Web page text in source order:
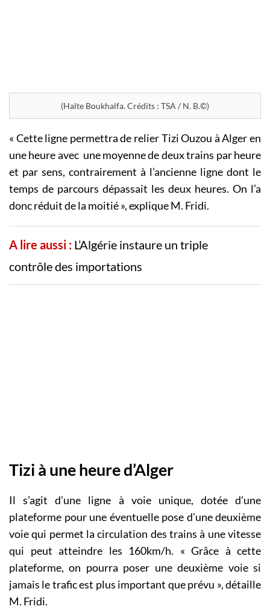
(Halte Boukhalfa. Crédits : TSA / N. B.©)
« Cette ligne permettra de relier Tizi Ouzou à Alger en
une heure avec une moyenne de deux trains par heure
et par sens, contrairement à l’ancienne ligne dont le
temps de parcours dépassait les deux heures. On l’a
donc réduit de la moitié », explique M. Fridi.
A lire aussi : L’Algérie instaure un triple
contrôle des importations
Tizi à une heure d’Alger
Il s’agit d’une ligne à voie unique, dotée d’une
plateforme pour une éventuelle pose d’une deuxième
voie qui permet la circulation des trains à une vitesse
qui peut atteindre les 160km/h. « Grâce à cette
plateforme, on pourra poser une deuxième voie si
jamais le trafic est plus important que prévu », détaille
M. Fridi.